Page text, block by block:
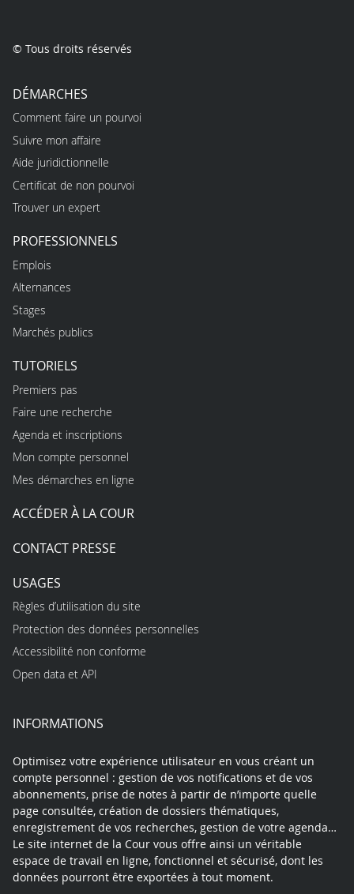
© Tous droits réservés
DÉMARCHES
Comment faire un pourvoi
Suivre mon affaire
Aide juridictionnelle
Certificat de non pourvoi
Trouver un expert
PROFESSIONNELS
Emplois
Alternances
Stages
Marchés publics
TUTORIELS
Premiers pas
Faire une recherche
Agenda et inscriptions
Mon compte personnel
Mes démarches en ligne
ACCÉDER À LA COUR
CONTACT PRESSE
USAGES
Règles d’utilisation du site
Protection des données personnelles
Accessibilité non conforme
Open data et API
INFORMATIONS
Optimisez votre expérience utilisateur en vous créant un
compte personnel : gestion de vos notifications et de vos
abonnements, prise de notes à partir de n’importe quelle
page consultée, création de dossiers thématiques,
enregistrement de vos recherches, gestion de votre agenda…
Le site internet de la Cour vous offre ainsi un véritable
espace de travail en ligne, fonctionnel et sécurisé, dont les
données pourront être exportées à tout moment.